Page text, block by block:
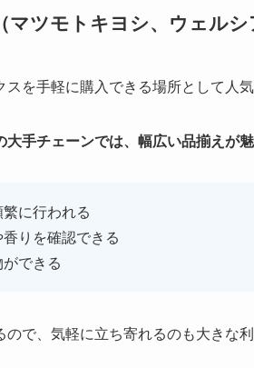
ツモトキヨシ、ウェルシ
を手軽に購入できる場所として人気
手チェーンでは、幅広い品揃えが魅
に行われる
りを確認できる
できる
で、気軽に立ち寄れるのも大きな利